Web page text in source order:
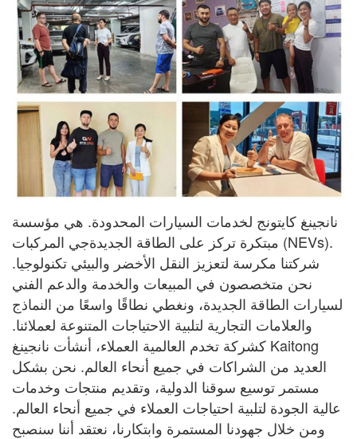
نانجينغ كايتونج لخدمات السيارات المحدودة. هي مؤسسة
مبتكرة تركز على الطاقة الجديدةجي المركبات (NEVs).
شركتنا مكرسة لتعزيز النقل الأخضر والبيئي تكنولوجيا.
نحن متخصصون في المبيعات والخدمة والدعم الفني
لسيارات الطاقة الجديدة، ونغطي نطاقًا واسعًا من النماذج
والعلامات التجارية لتلبية الاحتياجات المتنوعة لعملائنا.
كشركة تخدم العالمية العملاء، أنشأت نانجينغ Kaitong
العديد من الشراكات في جميع أنحاء العالم. نحن بشكل
مستمر توسيع سوقنا الدولية، وتقديم منتجات وخدمات
عالية الجودة لتلبية احتياجات العملاء في جميع أنحاء العالم.
ومن خلال جهودنا المستمرة وابتكارنا، نعتقد أننا سنصبح